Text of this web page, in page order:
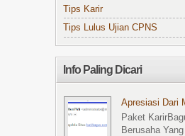
Tips Karir
Tips Lulus Ujian CPNS
Info Paling Dicari
Apresiasi Dari
Paket
Berusaha